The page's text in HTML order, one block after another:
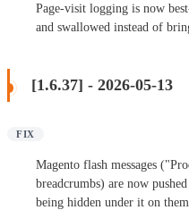
Page-visit logging is now
and swallowed instead of
[1.6.37] - 2026-05-13
FIX
Magento flash messages
breadcrumbs) are now
being hidden under it on